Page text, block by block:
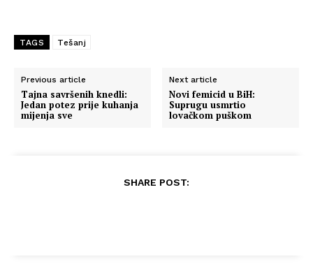
TAGS Tešanj
Previous article
Tajna savršenih knedli:
Jedan potez prije kuhanja
mijenja sve
Next article
Novi femicid u BiH:
Suprugu usmrtio
lovačkom puškom
SHARE POST: